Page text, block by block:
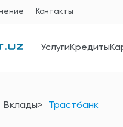
Контакты
УслугиКредиты
Вклады Трастбанк